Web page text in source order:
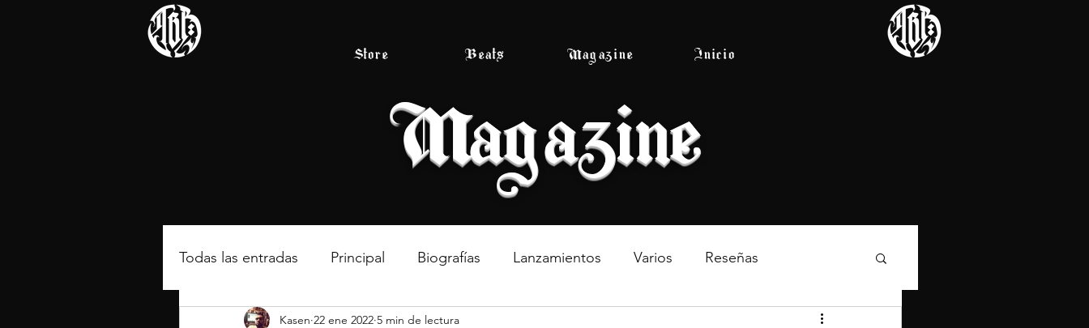
Store Beats Magazine Inicio
Magazine
Todas las entradas Principal Biografías Lanzamientos Varios Reseñas
Kasen 22 ene 2022 5 min de lectura